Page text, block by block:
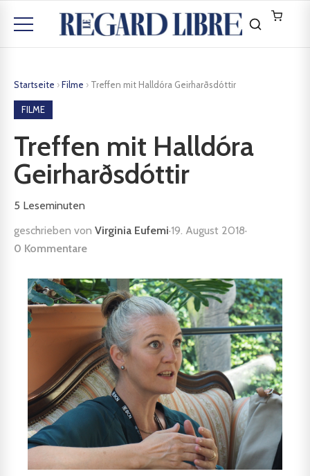
Startseite ›Filme › Treffen mit Halldóra Geirharðsdóttir
FILME
Treffen mit Halldóra
Geirharðsdóttir
5 Leseminuten
geschrieben von Virginia Eufemi·19. August 2018·
0 Kommentare